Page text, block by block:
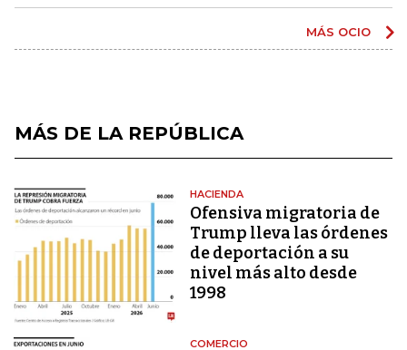
MÁS OCIO
MÁS DE LA REPÚBLICA
HACIENDA
Ofensiva migratoria de
Trump lleva las órdenes
de deportación a su
nivel más alto desde
1998
COMERCIO